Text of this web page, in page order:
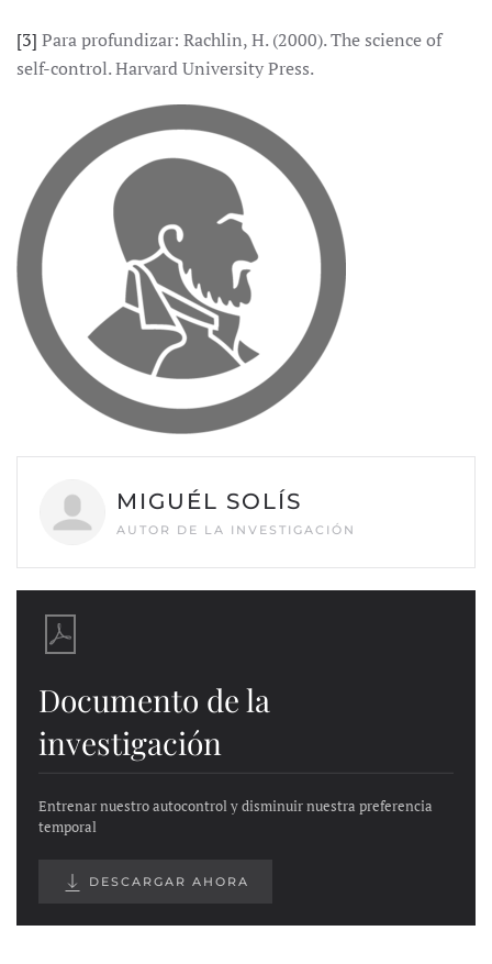
[3] Para profundizar: Rachlin, H. (2000). The science of
self-control. Harvard University Press.
MIGUÉL SOLÍS
AUTOR DE LA INVESTIGACIÓN
Documento de la
investigación
Entrenar nuestro autocontrol y disminuir nuestra preferencia
temporal
DESCARGAR AHORA